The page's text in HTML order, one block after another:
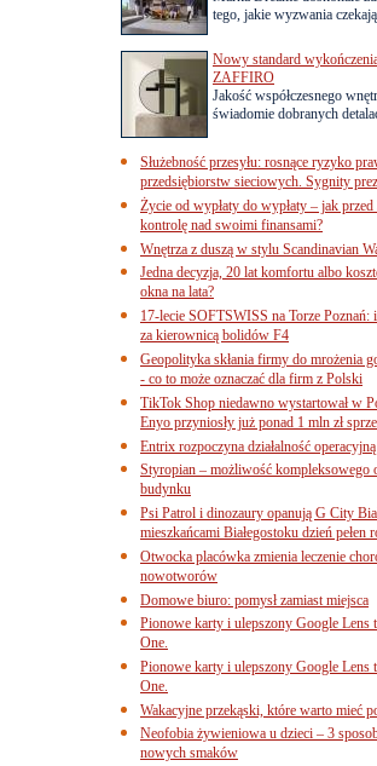
tego, jakie wyzwania czekają
Nowy standard
ZAFFIRO
Jakość współczesnego
świadomie dobranych
Służebność przesyłu: rosnące ryzyko
przedsiębiorstw sieciowych. Sygnity
Życie od wypłaty do wypłaty – jak przed
kontrolę nad swoimi finansami?
Wnętrza z duszą w stylu Scandinavian
Jedna decyzja, 20 lat komfortu albo
okna na lata?
17-lecie SOFTSWISS na Torze Poznań:
za kierownicą bolidów F4
Geopolityka skłania firmy do mrożenia
- co to może oznaczać dla firm z Polski
TikTok Shop niedawno wystartował w
Enyo przyniosły już ponad 1 mln zł
Entrix rozpoczyna działalność
Styropian – możliwość kompleksowego
budynku
Psi Patrol i dinozaury opanują G City
mieszkańcami Białegostoku dzień pełen
Otwocka placówka zmienia leczenie
nowotworów
Domowe biuro: pomysł zamiast miejsca
Pionowe karty i ulepszony Google Lens
One.
Pionowe karty i ulepszony Google Lens
One.
Wakacyjne przekąski, które warto mieć
Neofobia żywieniowa u dzieci – 3
nowych smaków